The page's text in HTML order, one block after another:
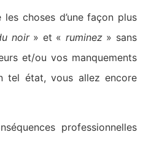
choses d’une façon plus
noir» et « ruminez» sans
et/ou vos manquements
tel état, vous allez encore
professionnelles